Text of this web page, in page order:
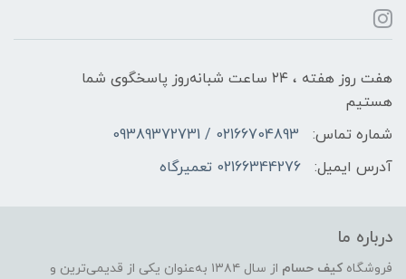
هفت روز هفته ، ۲۴ ساعت شبانه‌روز پاسخگوی شما
هستیم
شماره تماس:
02166704893 / 09389372731
آدرس ایمیل:
02166344276 تعمیرگاه
درباره ما
فروشگاه کیف حسام
از سال ۱۳۸۴ به‌عنوان یکی از قدیمی‌ترین و